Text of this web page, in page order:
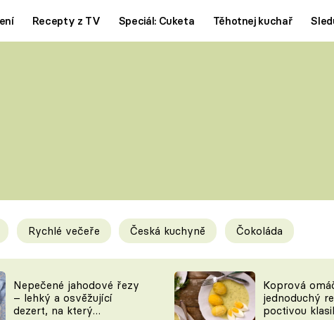
Recepty z TV Speciál: Cuketa Těhotnej kuchař
triky Novinky
Rychlé večeře Česká kuchyně Čokoláda
Nepečené jahodové řezy
– lehký a osvěžující
dezert, na který
Koprová
jednoduchý
poctivou